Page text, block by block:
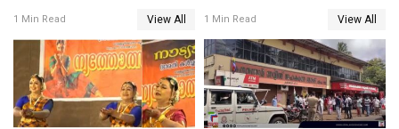
1 Min Read View All
കാണാം; ഇന്ത്യൻ 2 ടീസർ
പുറത്ത്
1 Min Read View All